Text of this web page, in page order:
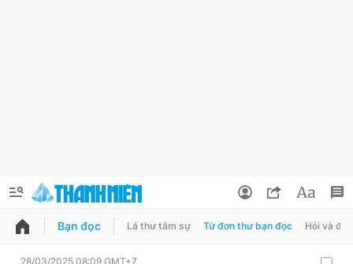
QUẢNG CÁO
Bạn đọc Lá thư tâm sự Từ đơn thư bạn đọc Hỏi và đáp
28/03/2025 08:09 GMT+7